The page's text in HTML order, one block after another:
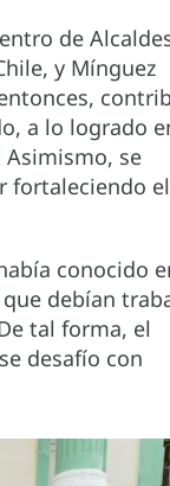
de
y Mínguez
a lo logrado
Asimismo, se
fortaleciendo el
conocido
debían
tal forma, el
desafío con